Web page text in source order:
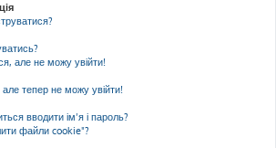
але не можу увійти!
тепер не можу увійти!
вводити ім’я і пароль?
файли cookie"?